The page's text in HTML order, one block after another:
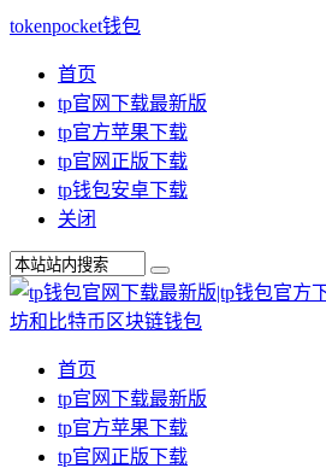
tokenpocket钱包
首页
tp官网下载最新版
tp官方苹果下载
tp官网正版下载
tp钱包安卓下载
关闭
首页
tp官网下载最新版
tp官方苹果下载
tp官网正版下载